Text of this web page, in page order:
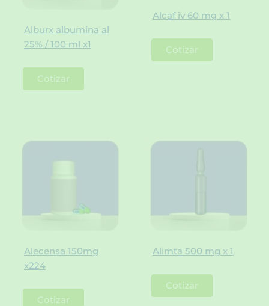
Alburx albumina al
25% / 100 ml x1
Cotizar
Alcaf iv 60 mg x 1
Cotizar
Alecensa 150mg
x224
Cotizar
Alimta 500 mg x 1
Cotizar